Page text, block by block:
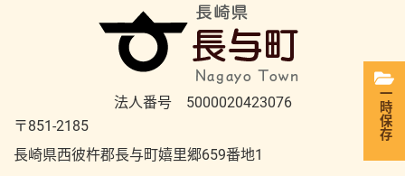
法人番号 5000020423076
〒851-2185
長崎県西彼杵郡長与町嬉里郷659番地1
一時保存